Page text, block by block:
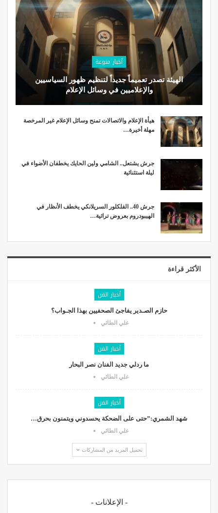
أخبار منوعة
الهيئة تصدر تعميماً جديداً لتنظيم ظهور السياسيين
والإعلاميين في وسائل الإعلام
هيأة الإعلام والاتصالات تمنح وسائل الإعلام غير المرخصة
مهلة أخيرة…
جرش يشتعل.. الشامي ولين الحايك يخطفان الأضواء في
ليلة استثنائية
جرش 40.. الفلكلور السريلانكي يخطف الأنظار في
الهيبودروم بعروض تراثية…
الأكثر قراءة
أخبار الفن
حازم الصـدير يفاجئ الصحفيين بهذا الجـواب؟
علي الطائي
أخبار الفن
ما ردلي جديد الفنان نصر البحار
علي الطائي
أخبار الفن
شهد الشمري:”حتى على الضحكة يحسدوني ويتمنون بحرق…
علي الطائي
تحميل المزيد من المشاركات
- الإعلانات -